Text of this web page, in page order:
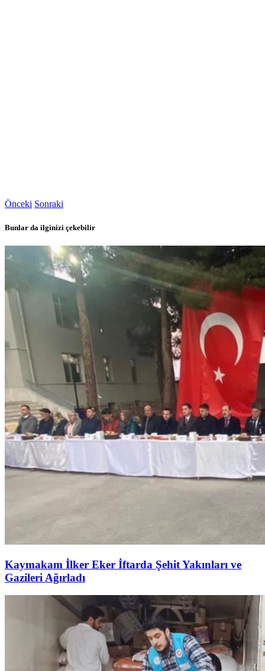
Önceki Sonraki
Bunlar da ilginizi çekebilir
Kaymakam İlker Eker İftarda Şehit Yakınları ve
Gazileri Ağırladı